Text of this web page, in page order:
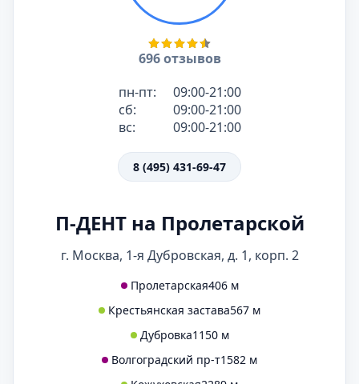
696 отзывов
пн-пт:
09:00-21:00
сб:
09:00-21:00
вс:
09:00-21:00
8 (495) 431-69-47
П-ДЕНТ на Пролетарской
г. Москва, 1-я Дубровская, д. 1, корп. 2
Пролетарская406 м
Крестьянская застава567 м
Дубровка1150 м
Волгоградский пр-т1582 м